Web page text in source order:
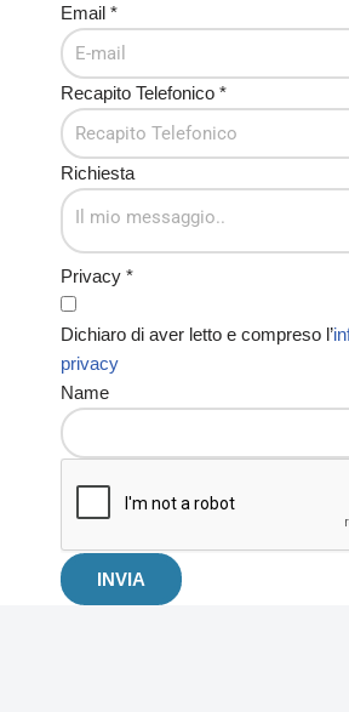
Email *
Recapito Telefonico *
Richiesta
Privacy *
Dichiaro di aver letto e compreso l’
privacy
Name
INVIA